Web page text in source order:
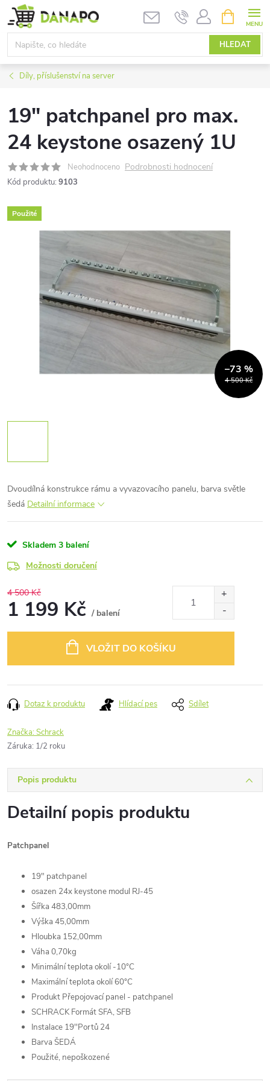
Přejít
na
obsah
HLEDAT
NÁKUPNÍ
KOŠÍK
Díly, příslušenství na server
19" patchpanel pro max.
24 keystone osazený 1U
Neohodnoceno Podrobnosti hodnocení
Kód produktu: 9103
Použité
4 500 Kč
–73 %
Dvoudílná konstrukce rámu a vyvazovacího panelu, barva světle
šedá Detailní informace
Skladem 3 balení
Možnosti doručení
4 500 Kč
1 199 Kč / balení
VLOŽIT DO KOŠÍKU
Dotaz k produktu Hlídací pes Sdílet
Značka:Schrack
Záruka: 1/2 roku
Popis produktu
Detailní popis produktu
Patchpanel
19" patchpanel
osazen 24x keystone modul RJ-45
Šířka 483,00mm
Výška 45,00mm
Hloubka 152,00mm
Váha 0,70kg
Minimální teplota okolí -10°C
Maximální teplota okolí 60°C
Produkt Přepojovací panel - patchpanel
SCHRACK Formát SFA, SFB
Instalace 19''Portů 24
Barva ŠEDÁ
Použité, nepoškozené